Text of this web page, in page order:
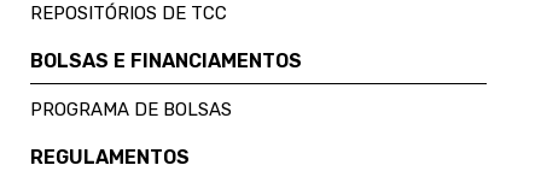
REPOSITÓRIOS DE TCC
BOLSAS E FINANCIAMENTOS
PROGRAMA DE BOLSAS
REGULAMENTOS